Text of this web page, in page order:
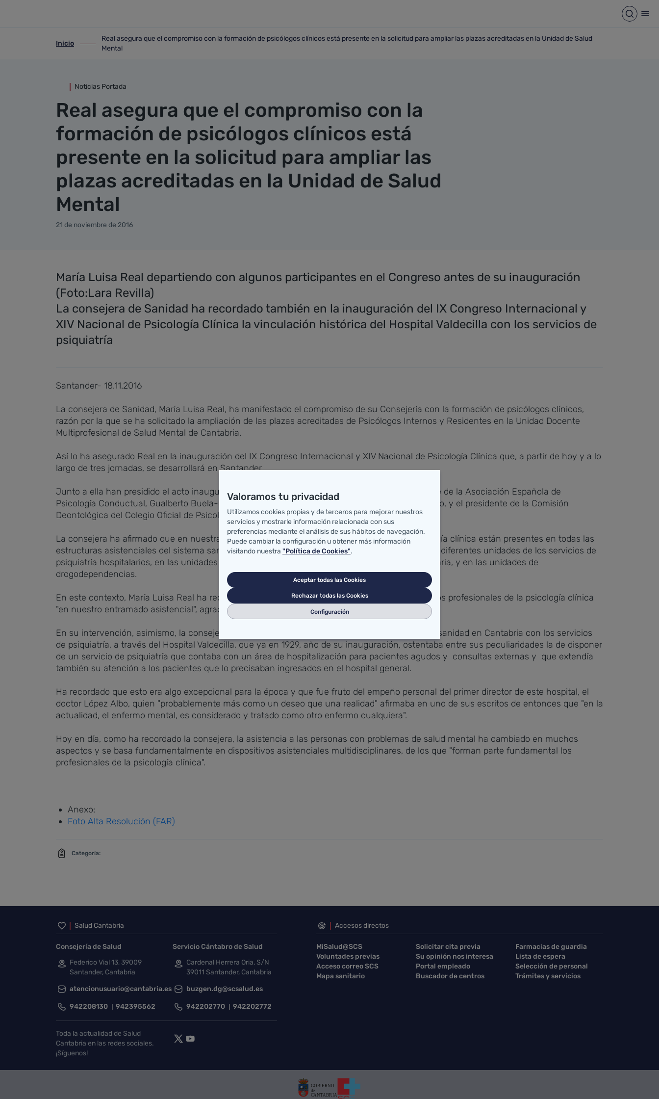
Abrir
ir-a inicio
Inicio
ir-a Real asegura que el compromiso con la formación de psicólogos clínicos está presente en la solicitud para ampliar las plazas acreditadas en la Unidad de
Real asegura que el compromiso con la formación de psicólogos clínicos está presente en la solicitud para ampliar las plazas acreditadas en la Unidad de Salud
Mental
Noticias Portada
Real asegura que el compromiso con la
formación de psicólogos clínicos está
presente en la solicitud para ampliar las
plazas acreditadas en la Unidad de Salud
Mental
21 de noviembre de 2016
María Luisa Real departiendo con algunos participantes en el Congreso antes de su inauguración
(Foto:Lara Revilla)
La consejera de Sanidad ha recordado también en la inauguración del IX Congreso Internacional y
XIV Nacional de Psicología Clínica la vinculación histórica del Hospital Valdecilla con los servicios de
psiquiatría
Santander- 18.11.2016
La consejera de Sanidad, María Luisa Real, ha manifestado el compromiso de su Consejería con la formación de psicólogos clínicos,
razón por la que se ha solicitado la ampliación de las plazas acreditadas de Psicólogos Internos y Residentes en la Unidad Docente
Multiprofesional de Salud Mental de Cantabria.
Así lo ha asegurado Real en la inauguración del IX Congreso Internacional y XIV Nacional de Psicología Clínica que, a partir de hoy y a lo
largo de tres jornadas, se desarrollará en Santander.
Junto a ella han presidido el acto inaugural la alcaldesa de Santander, Gema Igual; el presidente de la Asociación Española de
Psicología Conductual, Gualberto Buela-Casal; el presidente del Comité Científico, Juan Preciado, y el presidente de la Comisión
Deontológica del Colegio Oficial de Psicología de Cantabria, Joaquín Díaz.
La consejera ha afirmado que en nuestra Comunidad Autónoma los profesionales de la psicología clínica están presentes en todas las
estructuras asistenciales del sistema sanitario y se cuenta con ellos, de forma integrada, en las diferentes unidades de los servicios de
psiquiatría hospitalarios, en las unidades de salud mental, encargadas de la asistencia comunitaria, y en las unidades de
drogodependencias.
En este contexto, María Luisa Real ha reconocido públicamente la labor diaria del colectivo de los profesionales de la psicología clínica
"en nuestro entramado asistencial", agradeciéndole este trabajo y felicitándole por ello.
En su intervención, asimismo, la consejera ha hecho referencia a la vinculación histórica de la sanidad en Cantabria con los servicios
de psiquiatría, a través del Hospital Valdecilla, que ya en 1929, año de su inauguración, ostentaba entre sus peculiaridades la de disponer
de un servicio de psiquiatría que contaba con un área de hospitalización para pacientes agudos y consultas externas y que extendía
también su atención a los pacientes que lo precisaban ingresados en el hospital general.
Ha recordado que esto era algo excepcional para la época y que fue fruto del empeño personal del primer director de este hospital, el
doctor López Albo, quien "probablemente más como un deseo que una realidad" afirmaba en uno de sus escritos de entonces que "en la
actualidad, el enfermo mental, es considerado y tratado como otro enfermo cualquiera".
Hoy en día, como ha recordado la consejera, la asistencia a las personas con problemas de salud mental ha cambiado en muchos
aspectos y se basa fundamentalmente en dispositivos asistenciales multidisciplinares, de los que "forman parte fundamental los
profesionales de la psicología clínica".
Anexo:
Foto Alta Resolución (FAR)
Categoría:
Inicio del pie de página
Salud Cantabria
Consejería de Salud
Federico Vial 13, 39009
Santander, Cantabria
atencionusuario@cantabria.es
942208130 942395562
Servicio Cántabro de Salud
Cardenal Herrera Oria, S/N
39011 Santander, Cantabria
buzgen.dg@scsalud.es
942202770 942202772
Toda la actualidad de Salud
Cantabria en las redes sociales.
¡Síguenos!
Accesos directos
MiSalud@SCS Solicitar cita previa
Farmacias de guardia
Voluntades previas
Su opinión nos interesa
Lista de espera
Acceso correo SCS
Portal empleado
Selección de personal
Mapa sanitario
Buscador de centros Trámites y servicios
Valoramos tu privacidad
Utilizamos cookies propias y de terceros para mejorar nuestros
servicios y mostrarle información relacionada con sus
preferencias mediante el análisis de sus hábitos de navegación.
Puede cambiar la configuración u obtener más información
visitando nuestra "Política de Cookies".
Aceptar todas las Cookies
Rechazar todas las Cookies
Configuración